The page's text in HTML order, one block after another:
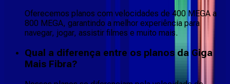
Oferecemos planos com velocidades de 400 MEGA a
800 MEGA, garantindo a melhor experiência para
navegar, jogar, assistir filmes e muito mais.
Qual a diferença entre os planos da Giga
Mais Fibra?